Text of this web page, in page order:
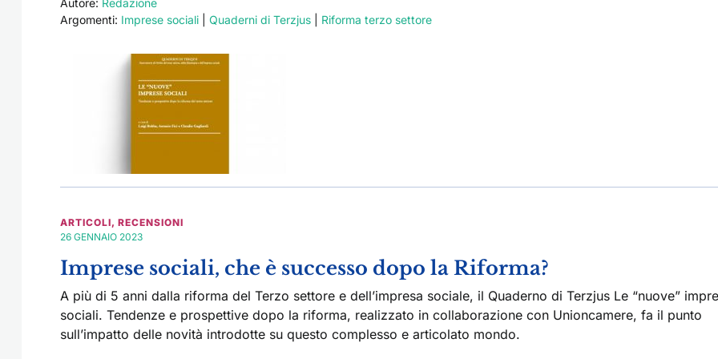
Autore: Redazione
Argomenti: Imprese sociali Quaderni di Terzjus Riforma terzo settore
ARTICOLI, RECENSIONI
26 GENNAIO 2023
Imprese sociali, che è successo dopo la Riforma?
A più di 5 anni dalla riforma del Terzo settore e dell’impresa sociale, il Quaderno di Terzjus Le “nuove”
sociali. Tendenze e prospettive dopo la riforma, realizzato in collaborazione con Unioncamere, fa il punto
sull’impatto delle novità introdotte su questo complesso e articolato mondo.